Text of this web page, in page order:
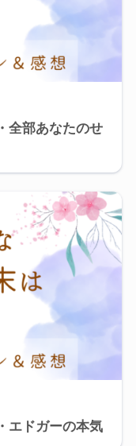
全部あなたのせ
エドガーの本気